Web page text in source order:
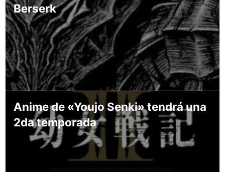
Berserk
Anime de «Youjo Senki» tendrá una
2da temporada